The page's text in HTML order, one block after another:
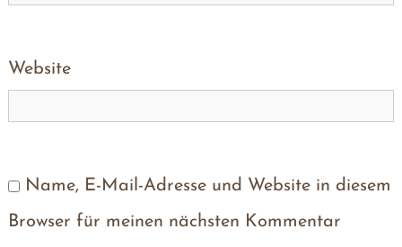
Website
Name, E-Mail-Adresse und Website in diesem
Browser für meinen nächsten Kommentar